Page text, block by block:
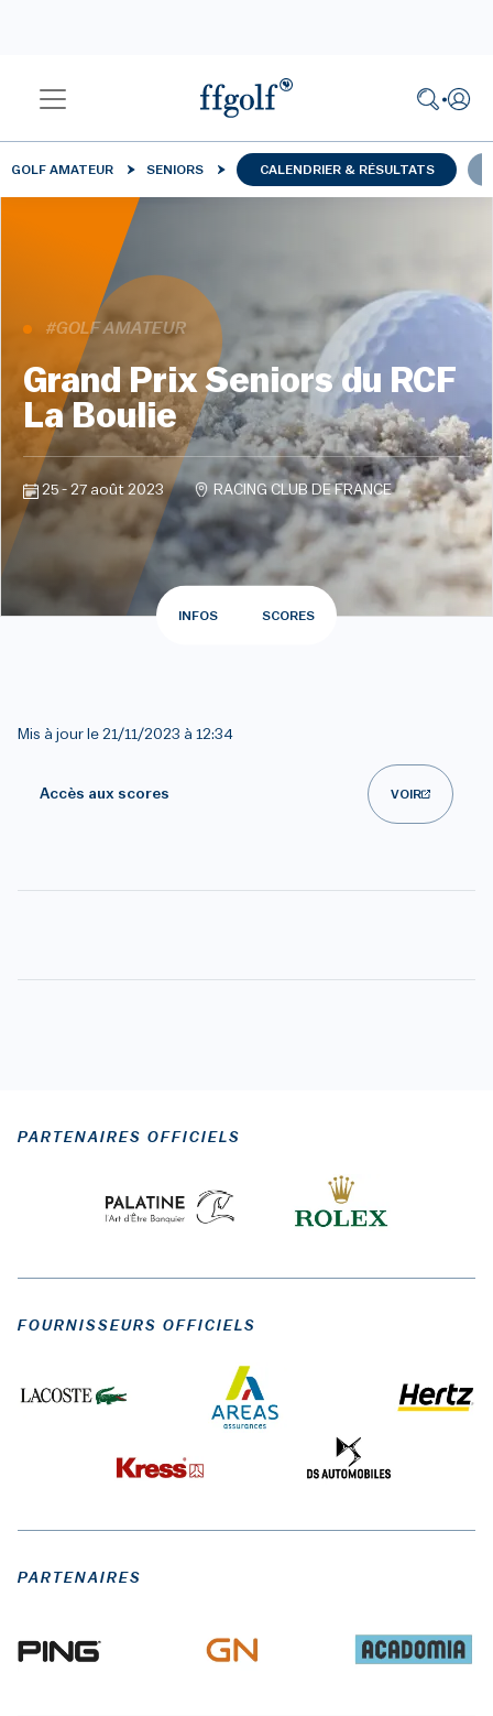
GOLF AMATEUR SENIORS CALENDRIER & RÉSULTATS
#GOLF AMATEUR
Grand Prix Seniors du RCF
La Boulie
25 - 27 août 2023 RACING CLUB DE FRANCE
INFOS SCORES
Mis à jour le 21/11/2023 à 12:34
Accès aux scores VOIR
PARTENAIRES OFFICIELS
FOURNISSEURS OFFICIELS
PARTENAIRES